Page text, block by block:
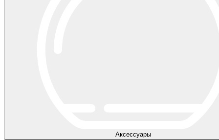
Аксессуары